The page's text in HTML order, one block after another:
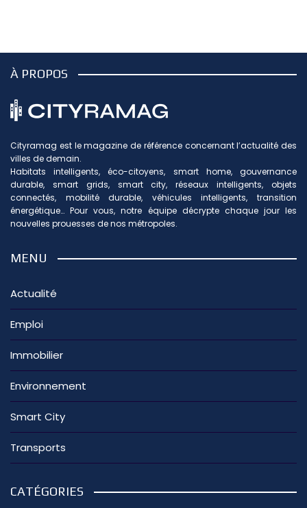
À PROPOS
Cityramag est le magazine de référence concernant l’actualité des
villes de demain.
Habitats intelligents, éco-citoyens, smart home, gouvernance
durable, smart grids, smart city, réseaux intelligents, objets
connectés, mobilité durable, véhicules intelligents, transition
énergétique… Pour vous, notre équipe décrypte chaque jour les
nouvelles prouesses de nos métropoles.
MENU
Actualité
Emploi
Immobilier
Environnement
Smart City
Transports
CATÉGORIES